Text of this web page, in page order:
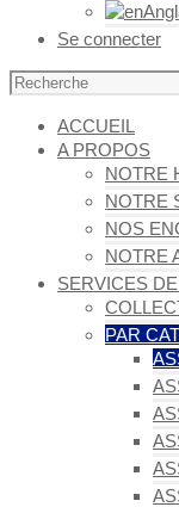
Se connecter
ACCUEIL
A PROPOS
NOTRE
NOTRE
NOS
NOTRE
SERVICES
PAR